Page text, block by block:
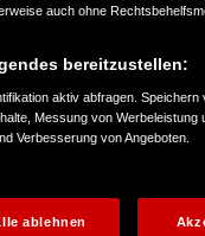
auch ohne
bereitzustellen:
aktiv abfragen. Speichern
Messung von Werbeleistung
Verbesserung von Angeboten.
ablehnen